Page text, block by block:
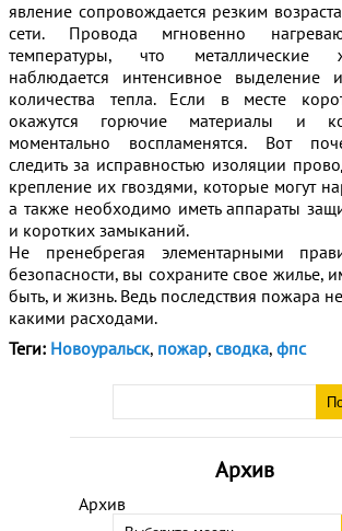
Архив
Архив
явление сопровождается резким
сети. Провода мгновенно
температуры, что металлические
наблюдается интенсивное выделение
количества тепла. Если в месте
окажутся горючие материалы и
моментально воспламенятся. Вот
следить за исправностью изоляции
крепление их гвоздями, которые могут
а также необходимо иметь аппараты
и коротких замыканий.
Не пренебрегая элементарными
безопасности, вы сохраните свое жилье,
быть, и жизнь. Ведь последствия пожара
какими расходами.
Теги: Новоуральск, пожар, сводка, фпс